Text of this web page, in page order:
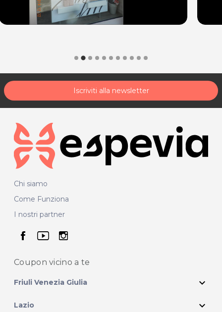
Iscriviti alla newsletter
Chi siamo
Come Funziona
I nostri partner
seguici su facebook
seguici su youtube
seguici su instagram
Coupon vicino a te
Friuli Venezia Giulia expand_more
Lazio expand_more